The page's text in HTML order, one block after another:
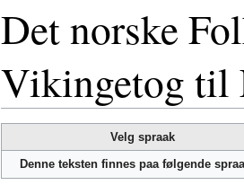
Det norske
Vikingetog til
til
navigering
til
søk
Velg spraak
Denne teksten finnes paa følgende